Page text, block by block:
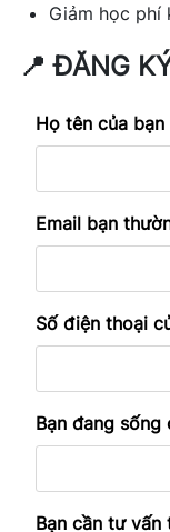
Giảm học phí
📍 ĐĂNG
Họ tên của bạn
Email bạn
Số điện thoại
Bạn đang sống
Bạn cần tư vấn